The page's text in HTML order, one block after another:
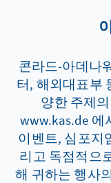
콘라드-아데나
터, 해외대표부
양한 주제
www.kas.de 에
이벤트, 심포지
리고 독점적으
해 귀하는 행사